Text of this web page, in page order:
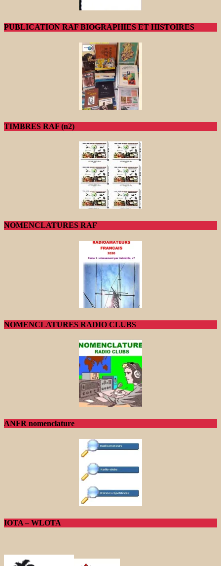
PUBLICATION RAF BIOGRAPHIES ET HISTOIRES
TIMBRES RAF (n2)
NOMENCLATURES RAF
NOMENCLATURES RADIO CLUBS
ANFR nomenclature
IOTA – WLOTA